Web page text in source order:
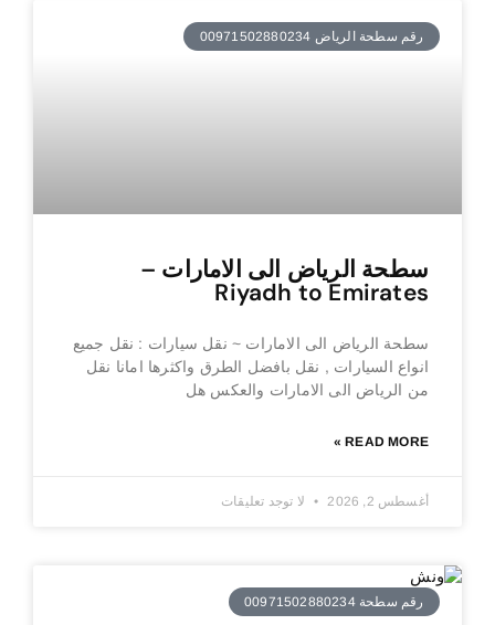
رقم سطحة الرياض 00971502880234
سطحة الرياض الى الامارات –
Riyadh to Emirates
سطحة الرياض الى الامارات ~ نقل سيارات : نقل جميع
انواع السيارات , نقل بافضل الطرق واكثرها امانا نقل
من الرياض الى الامارات والعكس هل
READ MORE »
أغسطس 2, 2026 لا توجد تعليقات
رقم سطحة 00971502880234